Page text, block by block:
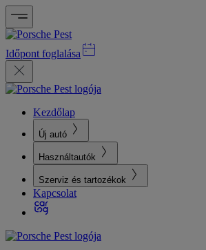
Időpont foglalása
Kezdőlap
Új autó
Használtautók
Szerviz és tartozékok
Kapcsolat